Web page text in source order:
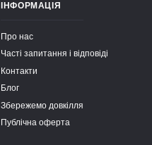
ІНФОРМАЦІЯ
Про нас
Часті запитання і відповіді
Контакти
Блог
Збережемо довкілля
Публічна оферта